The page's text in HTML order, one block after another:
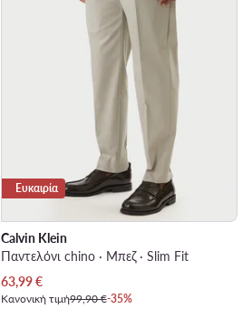
Ευκαιρία
Calvin Klein
Παντελόνι chino · Μπεζ · Slim Fit
Τρέχουσα τιμή
63,99€
Κανονική τιμή99,90 €-35%